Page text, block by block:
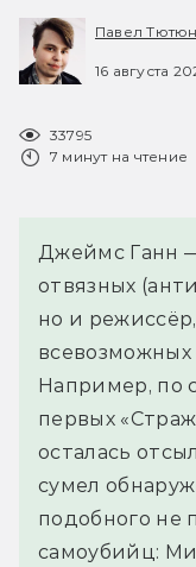
Павел
16 августа
33795
7 минут на чтение
Джеймс Ганн
отвязных
но и
всевозможных
Например, по
первых
осталась
сумел
подобного не
самоубийц: